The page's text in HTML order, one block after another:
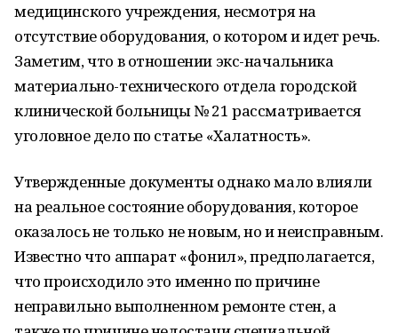
медицинского учреждения, несмотря на
отсутствие оборудования, о котором и идет речь.
Заметим, что в отношении экс-начальника
материально-технического отдела городской
клинической больницы № 21 рассматривается
уголовное дело по статье «Халатность».
Утвержденные документы однако мало влияли
на реальное состояние оборудования, которое
оказалось не только не новым, но и неисправным.
Известно что аппарат «фонил», предполагается,
что происходило это именно по причине
неправильно выполненном ремонте стен, а